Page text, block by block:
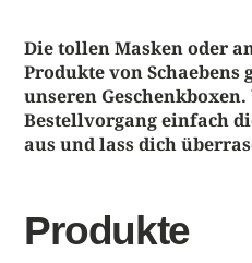
Die tollen Masken oder
Produkte von Schaebens
unseren
Bestellvorgang einfach
aus und lass dich
Produkte